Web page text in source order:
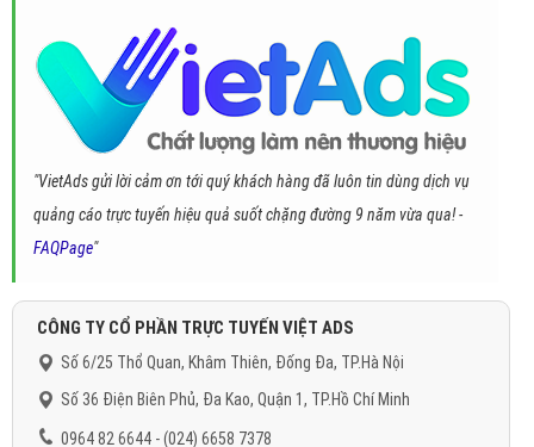
"VietAds gửi lời cảm ơn tới quý khách hàng đã luôn tin dùng dịch vụ
quảng cáo trực tuyến hiệu quả suốt chặng đường 9 năm vừa qua! -
FAQPage"
CÔNG TY CỔ PHẦN TRỰC TUYẾN VIỆT ADS
Số 6/25 Thổ Quan, Khâm Thiên, Đống Đa, TP.Hà Nội
Số 36 Điện Biên Phủ, Đa Kao, Quận 1, TP.Hồ Chí Minh
0964 82 6644 - (024) 6658 7378